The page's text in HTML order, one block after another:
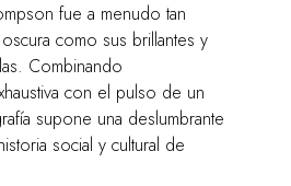
fue a menudo tan
como sus brillantes y
Combinando
con el pulso de un
supone una deslumbrante
social y cultural de